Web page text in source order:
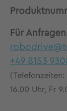
Für
+49 8153
16.00 Uhr, Fr